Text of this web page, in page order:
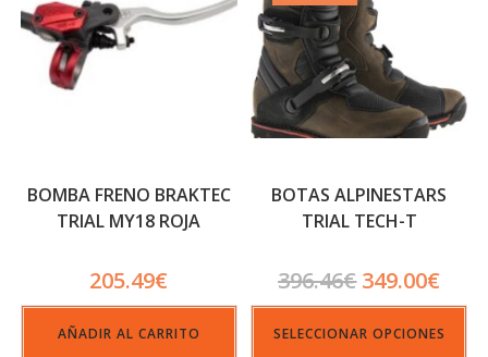
BOMBA FRENO BRAKTEC
TRIAL MY18 ROJA
205.49€
AÑADIR AL CARRITO
BOTAS ALPINESTARS
TRIAL TECH-T
396.46€ 349.00€
SELECCIONAR OPCIONES